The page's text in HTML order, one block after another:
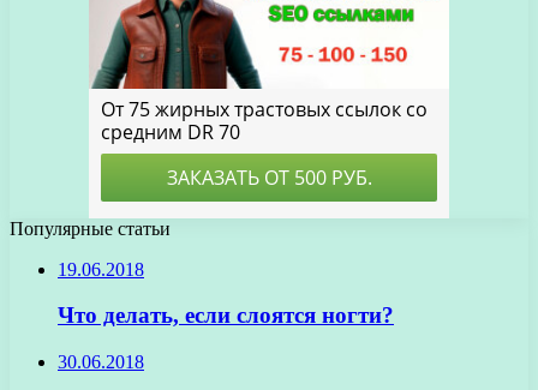
Популярные статьи
19.06.2018
Что делать, если слоятся ногти?
30.06.2018